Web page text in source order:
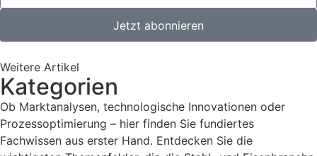
Jetzt abonnieren
Weitere Artikel
Kategorien
Ob Marktanalysen, technologische Innovationen oder
Prozessoptimierung – hier finden Sie fundiertes
Fachwissen aus erster Hand. Entdecken Sie die